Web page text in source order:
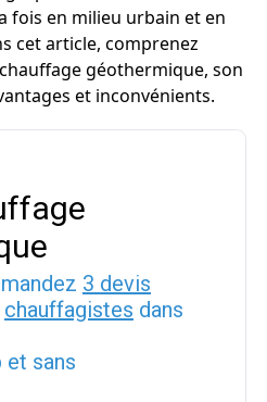
fois en milieu urbain et en
cet article, comprenez
géothermique, son
et inconvénients.
3 devis
chauffagistes dans
et sans